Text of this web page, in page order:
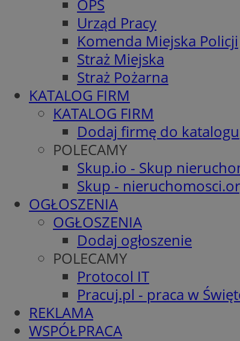
OPS
Urząd Pracy
Komenda Miejska Policji
Straż Miejska
Straż Pożarna
KATALOG FIRM
KATALOG FIRM
Dodaj firmę do katalogu
POLECAMY
Skup.io - Skup
Skup -
OGŁOSZENIA
OGŁOSZENIA
Dodaj ogłoszenie
POLECAMY
Protocol IT
Pracuj.pl - praca w
REKLAMA
WSPÓŁPRACA